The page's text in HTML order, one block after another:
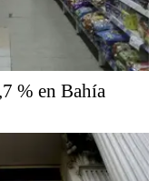
% en Bahía